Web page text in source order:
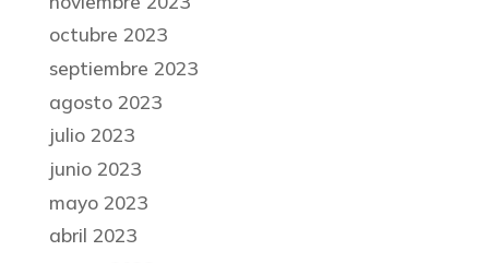
octubre 2023
septiembre 2023
agosto 2023
julio 2023
junio 2023
mayo 2023
abril 2023